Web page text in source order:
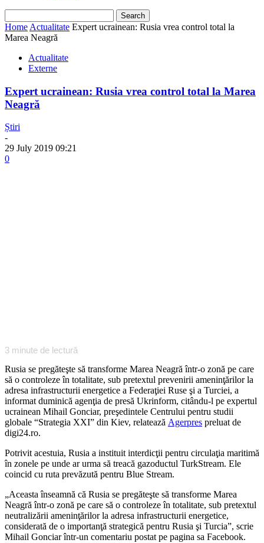
Home Actualitate Expert ucrainean: Rusia vrea control total la
Marea Neagră
Actualitate
Externe
Expert ucrainean: Rusia vrea control total la Marea
Neagră
Știri
-
29 July 2019 09:21
0
3 minute de lectură
Rusia se pregăteşte să transforme Marea Neagră într-o zonă pe care
să o controleze în totalitate, sub pretextul prevenirii ameninţărilor la
adresa infrastructurii energetice a Federaţiei Ruse şi a Turciei, a
informat duminică agenţia de presă Ukrinform, citându-l pe expertul
ucrainean Mihail Gonciar, preşedintele Centrului pentru studii
globale “Strategia XXI” din Kiev, relatează Agerpres preluat de
digi24.ro.
Potrivit acestuia, Rusia a instituit interdicţii pentru circulaţia maritimă
în zonele pe unde ar urma să treacă gazoductul TurkStream. Ele
coincid cu ruta prevăzută pentru Blue Stream.
„Aceasta înseamnă că Rusia se pregăteşte să transforme Marea
Neagră într-o zonă pe care să o controleze în totalitate, sub pretextul
neutralizării ameninţărilor la adresa infrastructurii energetice,
considerată de o importanţă strategică pentru Rusia şi Turcia”, scrie
Mihail Gonciar într-un comentariu postat pe pagina sa Facebook.